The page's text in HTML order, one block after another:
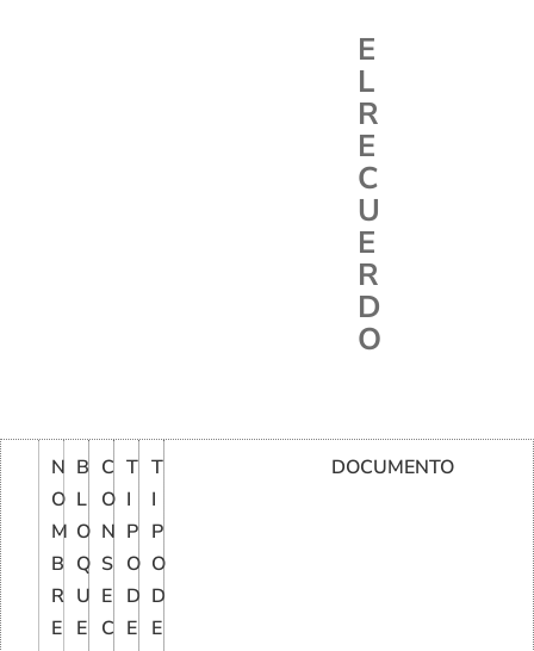
E
L
R
E
C
U
E
R
D
O
N
O
M
B
R
E
B
L
O
Q
U
E
C
O
N
S
E
C
T
I
P
O
D
E
T
I
P
O
D
E
DOCUMENTO